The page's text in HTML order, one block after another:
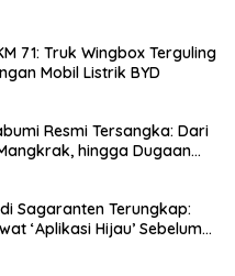
71: Truk Wingbox Terguling
Mobil Listrik BYD
Resmi Tersangka: Dari
hingga Dugaan
Sagaranten Terungkap:
‘Aplikasi Hijau’ Sebelum